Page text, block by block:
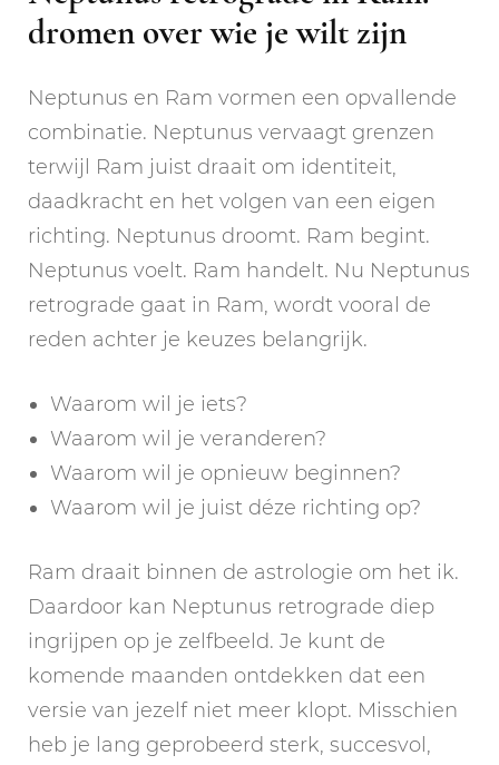
dromen over wie je wilt zijn
Neptunus en Ram vormen een opvallende
combinatie. Neptunus vervaagt grenzen
terwijl Ram juist draait om identiteit,
daadkracht en het volgen van een eigen
richting. Neptunus droomt. Ram begint.
Neptunus voelt. Ram handelt. Nu Neptunus
retrograde gaat in Ram, wordt vooral de
reden achter je keuzes belangrijk.
Waarom wil je iets?
Waarom wil je veranderen?
Waarom wil je opnieuw beginnen?
Waarom wil je juist déze richting op?
Ram draait binnen de astrologie om het ik.
Daardoor kan Neptunus retrograde diep
ingrijpen op je zelfbeeld. Je kunt de
komende maanden ontdekken dat een
versie van jezelf niet meer klopt. Misschien
heb je lang geprobeerd sterk, succesvol,